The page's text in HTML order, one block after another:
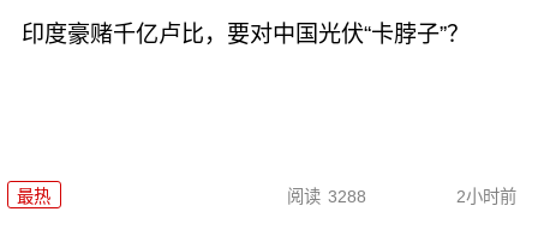
印度豪赌千亿卢比，要对中国光伏“卡脖子”？
最热 阅读 3288 2小时前